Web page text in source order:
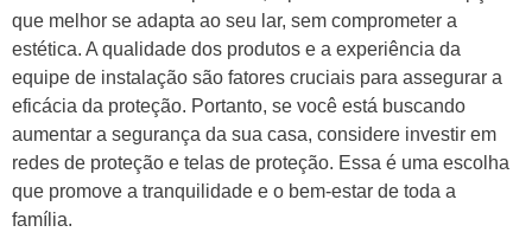
que melhor se adapta ao seu lar, sem comprometer a
estética. A qualidade dos produtos e a experiência da
equipe de instalação são fatores cruciais para assegurar a
eficácia da proteção. Portanto, se você está buscando
aumentar a segurança da sua casa, considere investir em
redes de proteção e telas de proteção. Essa é uma escolha
que promove a tranquilidade e o bem-estar de toda a
família.